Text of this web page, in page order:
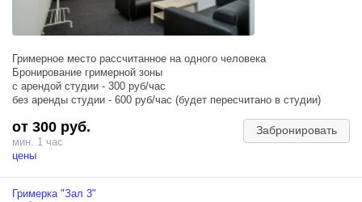
Гримерное место рассчитанное на одного человека
Бронирование гримерной зоны
с арендой студии - 300 руб/час
без аренды студии - 600 руб/час (будет пересчитано в студии)
от 300 руб.
мин. 1 час
цены
Забронировать
Гримерка "Зал 3"